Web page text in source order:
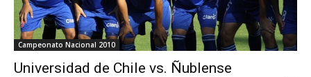
Campeonato Nacional 2010
Universidad de Chile vs. Ñublense